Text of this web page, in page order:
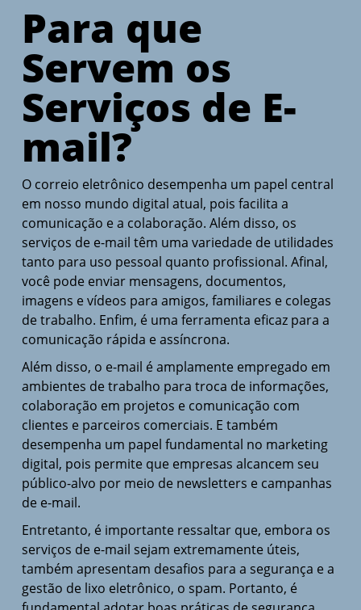
Para que
Servem os
Serviços de E-
mail?
O correio eletrônico desempenha um papel central
em nosso mundo digital atual, pois facilita a
comunicação e a colaboração. Além disso, os
serviços de e-mail têm uma variedade de utilidades
tanto para uso pessoal quanto profissional. Afinal,
você pode enviar mensagens, documentos,
imagens e vídeos para amigos, familiares e colegas
de trabalho. Enfim, é uma ferramenta eficaz para a
comunicação rápida e assíncrona.
Além disso, o e-mail é amplamente empregado em
ambientes de trabalho para troca de informações,
colaboração em projetos e comunicação com
clientes e parceiros comerciais. E também
desempenha um papel fundamental no marketing
digital, pois permite que empresas alcancem seu
público-alvo por meio de newsletters e campanhas
de e-mail.
Entretanto, é importante ressaltar que, embora os
serviços de e-mail sejam extremamente úteis,
também apresentam desafios para a segurança e a
gestão de lixo eletrônico, o spam. Portanto, é